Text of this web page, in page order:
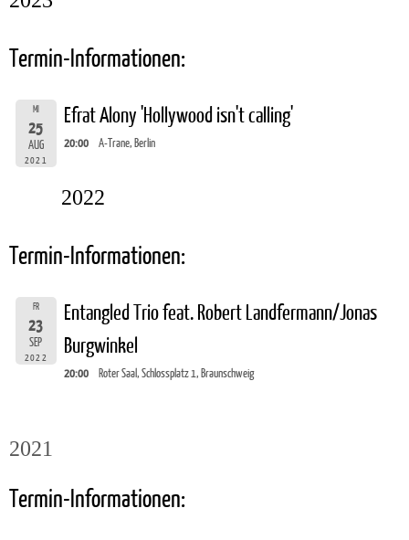
Termin-Informationen:
MI
25
AUG
2021
Efrat Alony 'Hollywood isn't calling'
20:00 A-Trane, Berlin
2022
Termin-Informationen:
FR
23
SEP
2022
Entangled Trio feat. Robert Landfermann/Jonas
Burgwinkel
20:00 Roter Saal, Schlossplatz 1, Braunschweig
2021
Termin-Informationen: